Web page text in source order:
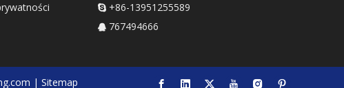
+86-13951255589
767494666
| Sitemap